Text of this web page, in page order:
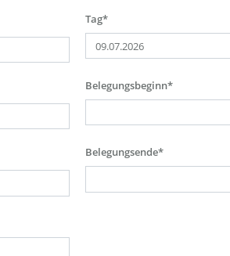
Tag*
Belegungsbeginn*
Belegungsende*